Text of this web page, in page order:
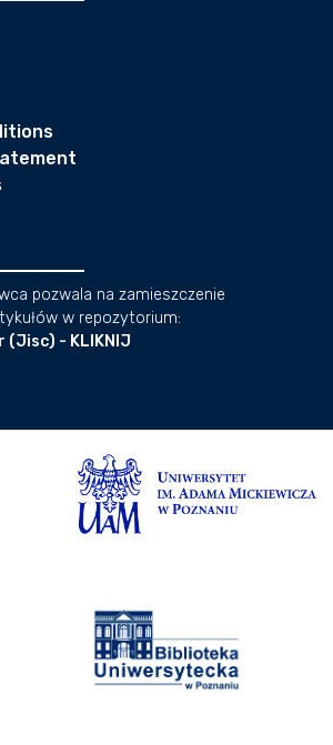
pozwala na zamieszczenie
w repozytorium:
(Jisc) - KLIKNIJ